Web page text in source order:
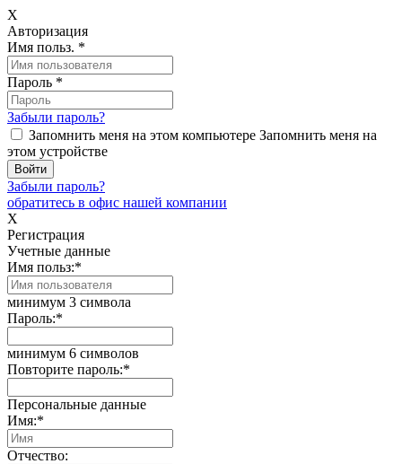
X
Авторизация
Имя польз. *
Пароль *
Забыли пароль?
Запомнить меня на этом компьютере Запомнить меня на
этом устройстве
Забыли пароль?
обратитесь в офис нашей компании
X
Регистрация
Учетные данные
Имя польз:*
минимум 3 символа
Пароль:*
минимум 6 символов
Повторите пароль:*
Персональные данные
Имя:*
Отчество: